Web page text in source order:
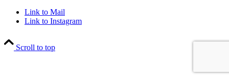
Link to Mail
Link to Instagram
Scroll to top